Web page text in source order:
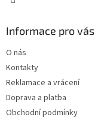
Informace pro vás
O nás
Kontakty
Reklamace a vrácení
Doprava a platba
Obchodní podmínky